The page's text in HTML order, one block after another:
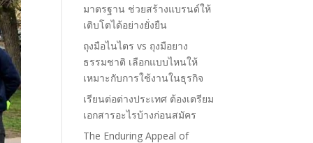
มาตรฐาน ช่วยสร้างแบรนด์ให้
เติบโตได้อย่างยั่งยืน
ถุงมือไนไตร vs ถุงมือยาง
ธรรมชาติ เลือกแบบไหนให้
เหมาะกับการใช้งานในธุรกิจ
เรียนต่อต่างประเทศ ต้องเตรียม
เอกสารอะไรบ้างก่อนสมัคร
The Enduring Appeal of